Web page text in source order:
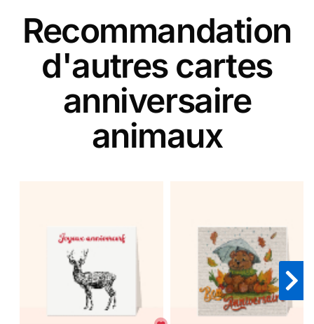
Recommandation
d'autres cartes
anniversaire
animaux